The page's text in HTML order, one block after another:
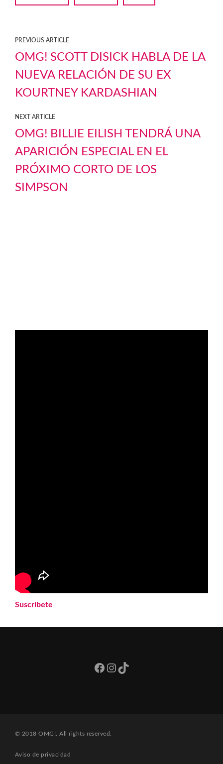
PREVIOUS ARTICLE
OMG! SCOTT DISICK HABLA DE LA
NUEVA RELACIÓN DE SU EX
KOURTNEY KARDASHIAN
NEXT ARTICLE
OMG! BILLIE EILISH TENDRÁ UNA
APARICIÓN ESPECIAL EN EL
PRÓXIMO CORTO DE LOS
SIMPSON
Suscríbete
Facebook
Instagram
TikTok
© 2018 OMG!. All rights reserved.
Aviso de privacidad